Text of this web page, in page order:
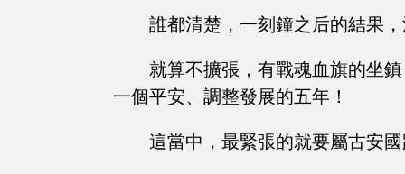
誰都清楚，一刻鐘之后的結果
就算不擴張，有戰魂血旗的坐
一個平安、調整發展的五年！
這當中，最緊張的就要屬古安